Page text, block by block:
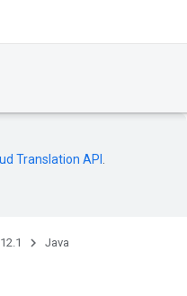
Translation API
Java